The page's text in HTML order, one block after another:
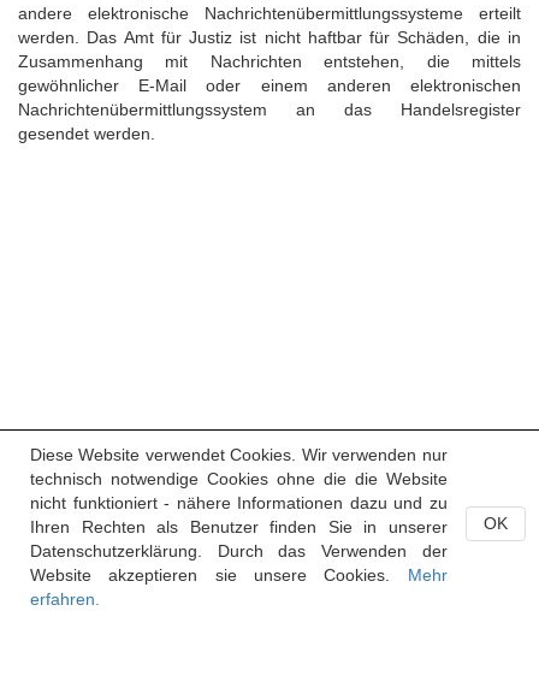
andere elektronische Nachrichtenübermittlungssysteme erteilt
werden. Das Amt für Justiz ist nicht haftbar für Schäden, die in
Zusammenhang mit Nachrichten entstehen, die mittels
gewöhnlicher E-Mail oder einem anderen elektronischen
Nachrichtenübermittlungssystem an das Handelsregister
gesendet werden.
Diese Website verwendet Cookies. Wir verwenden nur
technisch notwendige Cookies ohne die die Website
nicht funktioniert - nähere Informationen dazu und zu
Ihren Rechten als Benutzer finden Sie in unserer
Datenschutzerklärung. Durch das Verwenden der
Website akzeptieren sie unsere Cookies. Mehr
erfahren.
OK